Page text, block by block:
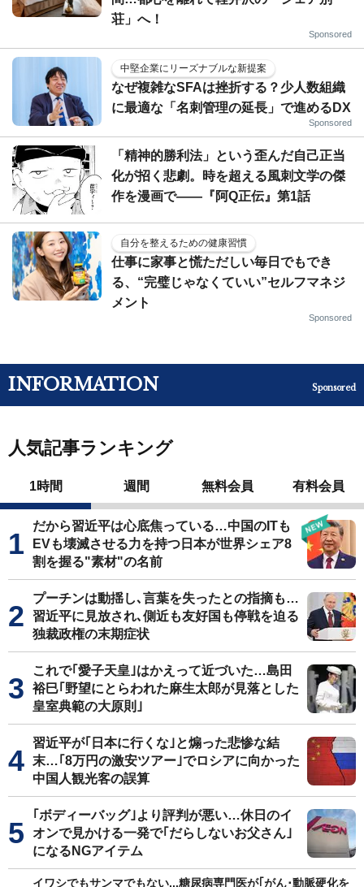
荘」へ！
Sponsored
中堅企業にリーズナブルな新提案
なぜ複雑なSFAは挫折する？少人数組織
に最適な「名刺管理の延長」で進めるDX
Sponsored
「精神的勝利法」という歪んだ自己正当
化が招く悲劇。時を超える風刺文学の傑
作を漫画で――『阿Q正伝』第1話
自分を整えるための健康習慣
仕事に家事と慌ただしい毎日でもでき
る、“完璧じゃなくていい”セルフマネジ
メント
Sponsored
INFORMATION Sponsored
人気記事ランキング
1時間 週間 無料会員 有料会員
だから習近平は心底焦っている…中国のITも
EVも壊滅させる力を持つ日本が世界シェア8
割を握る"素材"の名前
プーチンは動揺し､言葉を失ったとの指摘も…
習近平に見放され､側近も友好国も停戦を迫る
独裁政権の末期症状
これで｢愛子天皇｣はかえって近づいた…島田
裕巳｢野望にとらわれた麻生太郎が見落とした
皇室典範の大原則｣
習近平が｢日本に行くな｣と煽った悲惨な結
末…｢8万円の激安ツアー｣でロシアに向かった
中国人観光客の誤算
｢ボディーバッグ｣より評判が悪い…休日のイ
オンで見かける一発で｢だらしないお父さん｣
になるNGアイテム
イワシでもサンマでもない...糖尿病専門医が｢がん･動脈硬化を